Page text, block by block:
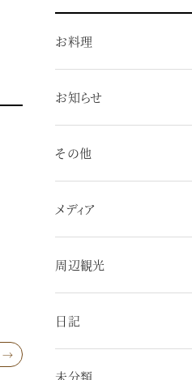
→
お料理
お知らせ
その他
メディア
周辺観光
日記
未分類